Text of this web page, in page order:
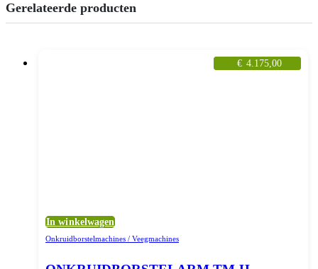
Gerelateerde producten
€ 4.175,00
In winkelwagen
Onkruidborstelmachines / Veegmachines